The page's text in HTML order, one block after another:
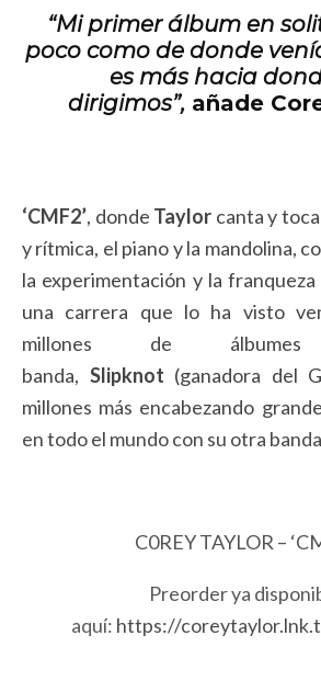
“Mi primer álbum en
poco como de donde
es más hacia
dirigimos”,añade
‘CMF2’, donde Taylor canta y
y rítmica, el piano y la mandolina,
la experimentación y la
una carrera que lo ha visto
millones de
banda, Slipknot (ganadora del
millones más encabezando
en todo el mundo con su otra banda
C0REY TAYLOR –
Preorder ya
aquí: https://